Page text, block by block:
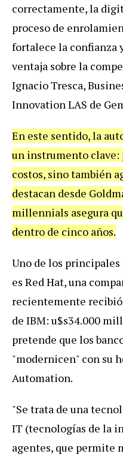
correctamente,la
proceso de
fortalece la confianza
ventaja sobre la
Ignacio Tresca,
Innovation LAS de
En este sentido,la
un instrumento clave:
costos, sinotambién
destacan desde
millennials asegura
dentro de cinco años.
Uno de los principales
es RedHat,una compa
recientemente recibió
de IBM: u$s34.000
pretende que los
"modernicen" con su
Automation.
"Se trata de una
IT (tecnologías de la
agentes, que permite